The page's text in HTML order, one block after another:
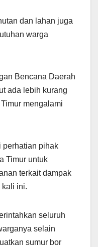
dan lahan juga
warga
Bencana Daerah
ada lebih kurang
mengalami
perhatian pihak
Timur untuk
terkait dampak
kali ini.
seluruh
selain
sumur bor